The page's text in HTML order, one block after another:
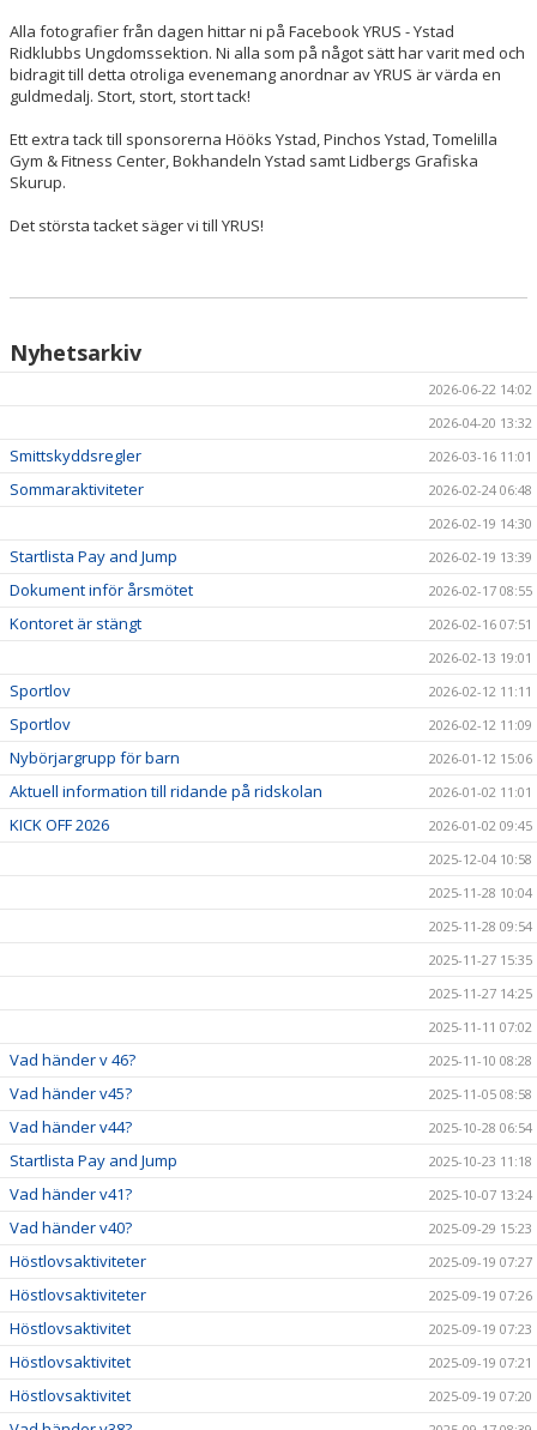
Alla fotografier från dagen hittar ni på Facebook YRUS - Ystad
Ridklubbs Ungdomssektion. Ni alla som på något sätt har varit med och
bidragit till detta otroliga evenemang anordnar av YRUS är värda en
guldmedalj. Stort, stort, stort tack!
Ett extra tack till sponsorerna Hööks Ystad, Pinchos Ystad, Tomelilla
Gym & Fitness Center, Bokhandeln Ystad samt Lidbergs Grafiska
Skurup.
Det största tacket säger vi till YRUS!
Nyhetsarkiv
2026-06-22 14:02
2026-04-20 13:32
Smittskyddsregler 2026-03-16 11:01
Sommaraktiviteter
2026-02-24 06:48
2026-02-19 14:30
Startlista Pay and Jump 2026-02-19 13:39
Dokument inför årsmötet 2026-02-17 08:55
Kontoret är stängt
2026-02-16 07:51
2026-02-13 19:01
Sportlov 2026-02-12 11:11
Sportlov 2026-02-12 11:09
Nybörjargrupp för barn 2026-01-12 15:06
Aktuell information till ridande på ridskolan 2026-01-02 11:01
KICK OFF 2026
2026-01-02 09:45
2025-12-04 10:58
2025-11-28 10:04
2025-11-28 09:54
2025-11-27 15:35
2025-11-27 14:25
2025-11-11 07:02
Vad händer v 46? 2025-11-10 08:28
Vad händer v45? 2025-11-05 08:58
Vad händer v44? 2025-10-28 06:54
Startlista Pay and Jump 2025-10-23 11:18
Vad händer v41? 2025-10-07 13:24
Vad händer v40? 2025-09-29 15:23
Höstlovsaktiviteter 2025-09-19 07:27
Höstlovsaktiviteter 2025-09-19 07:26
Höstlovsaktivitet 2025-09-19 07:23
Höstlovsaktivitet 2025-09-19 07:21
Höstlovsaktivitet 2025-09-19 07:20